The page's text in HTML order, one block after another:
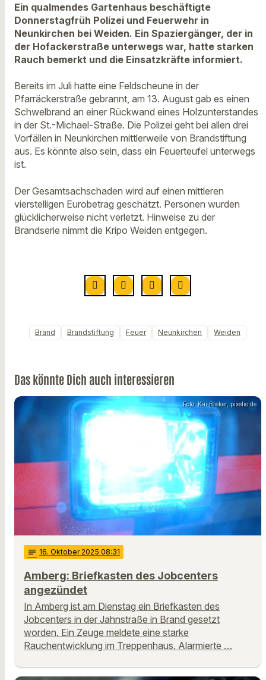
Ein qualmendes Gartenhaus beschäftigte
Donnerstagfrüh Polizei und Feuerwehr in
Neunkirchen bei Weiden. Ein Spaziergänger, der in
der Hofackerstraße unterwegs war, hatte starken
Rauch bemerkt und die Einsatzkräfte informiert.
Bereits im Juli hatte eine Feldscheune in der
Pfarräckerstraße gebrannt, am 13. August gab es einen
Schwelbrand an einer Rückwand eines Holzunterstandes
in der St.-Michael-Straße. Die Polizei geht bei allen drei
Vorfällen in Neunkirchen mittlerweile von Brandstiftung
aus. Es könnte also sein, dass ein Feuerteufel unterwegs
ist.
Der Gesamtsachschaden wird auf einen mittleren
vierstelligen Eurobetrag geschätzt. Personen wurden
glücklicherweise nicht verletzt. Hinweise zu der
Brandserie nimmt die Kripo Weiden entgegen.
Brand Brandstiftung Feuer Neunkirchen Weiden
Das könnte Dich auch interessieren
Foto: Kai Breker, pixelio.de
notes 16. Oktober 2025 08:31
Amberg: Briefkasten des Jobcenters
angezündet
In Amberg ist am Dienstag ein Briefkasten des
Jobcenters in der Jahnstraße in Brand gesetzt
worden. Ein Zeuge meldete eine starke
Rauchentwicklung im Treppenhaus. Alarmierte …